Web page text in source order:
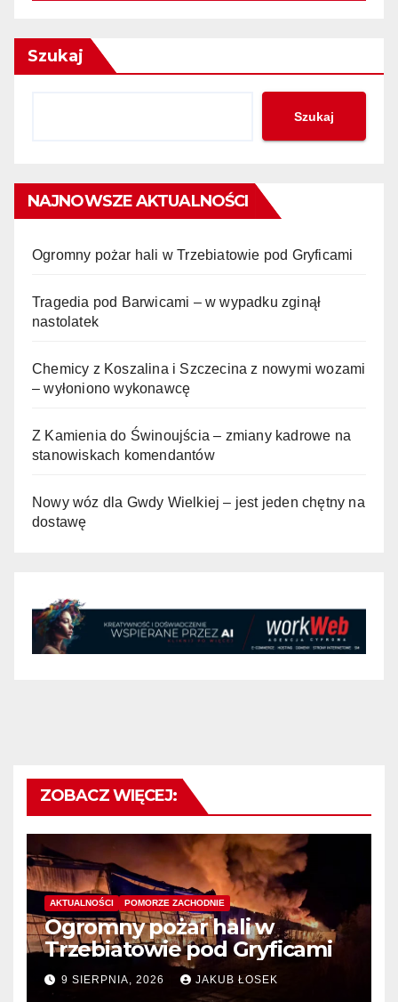
Szukaj
Szukaj
NAJNOWSZE AKTUALNOŚCI
Ogromny pożar hali w Trzebiatowie pod Gryficami
Tragedia pod Barwicami – w wypadku zginął
nastolatek
Chemicy z Koszalina i Szczecina z nowymi wozami
– wyłoniono wykonawcę
Z Kamienia do Świnoujścia – zmiany kadrowe na
stanowiskach komendantów
Nowy wóz dla Gwdy Wielkiej – jest jeden chętny na
dostawę
ZOBACZ WIĘCEJ:
AKTUALNOŚCI POMORZE ZACHODNIE
Ogromny pożar hali w
Trzebiatowie pod Gryficami
9 SIERPNIA, 2026 JAKUB ŁOSEK